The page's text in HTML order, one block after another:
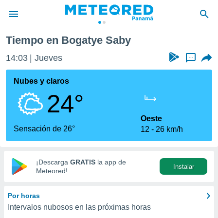
de
ha
calidad.
a este
las
y
digital
basada
Tiempo en Bogatye Saby
14:03 Jueves ...
Nubes y claros
24°
Sensación de 26°
Oeste
12
26 km/h
¡Descarga GRATIS la app de
Meteored!
Instalar
Por horas
Intervalos nubosos en las próximas horas